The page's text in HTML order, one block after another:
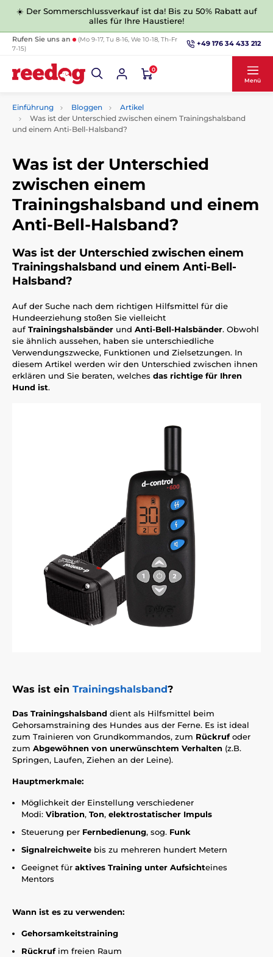
☀️ Der Sommerschlussverkauf ist da! Bis zu 50% Rabatt auf
alles für Ihre Haustiere!
Rufen Sie uns an
(Mo 9-17, Tu 8-16, We 10-18, Th-Fr
7-15)
+49 176 34 433 212
0
Menü
Einführung Bloggen
Artikel
Was ist der Unterschied zwischen einem Trainingshalsband
und einem Anti-Bell-Halsband?
Was ist der Unterschied
zwischen einem
Trainingshalsband und einem
Anti-Bell-Halsband?
Was ist der Unterschied zwischen einem
Trainingshalsband und einem Anti-Bell-
Halsband?
Auf der Suche nach dem richtigen Hilfsmittel für die
Hundeerziehung stoßen Sie vielleicht
auf Trainingshalsbänder und Anti-Bell-Halsbänder. Obwohl
sie ähnlich aussehen, haben sie unterschiedliche
Verwendungszwecke, Funktionen und Zielsetzungen. In
diesem Artikel werden wir den Unterschied zwischen ihnen
erklären und Sie beraten, welches das richtige für Ihren
Hund ist.
Was ist ein Trainingshalsband?
Das Trainingshalsband dient als Hilfsmittel beim
Gehorsamstraining des Hundes aus der Ferne. Es ist ideal
zum Trainieren von Grundkommandos, zum Rückrufoder
zum Abgewöhnen von unerwünschtem Verhalten (z.B.
Springen, Laufen, Ziehen an der Leine).
Hauptmerkmale:
Möglichkeit der Einstellung verschiedener
Modi: Vibration, Ton, elektrostatischer Impuls
Steuerung per Fernbedienung, sog. Funk
Signalreichweite bis zu mehreren hundert Metern
Geeignet für aktives Training unter Aufsichteines
Mentors
Wann ist es zu verwenden:
Gehorsamkeitstraining
Rückrufim freien Raum